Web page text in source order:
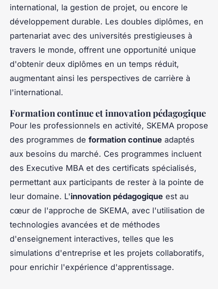
international, la gestion de projet, ou encore le
développement durable. Les doubles diplômes, en
partenariat avec des universités prestigieuses à
travers le monde, offrent une opportunité unique
d'obtenir deux diplômes en un temps réduit,
augmentant ainsi les perspectives de carrière à
l'international.
Formation continue et innovation pédagogique
Pour les professionnels en activité, SKEMA propose
des programmes de formation continue adaptés
aux besoins du marché. Ces programmes incluent
des Executive MBA et des certificats spécialisés,
permettant aux participants de rester à la pointe de
leur domaine. L'innovation pédagogique est au
cœur de l'approche de SKEMA, avec l'utilisation de
technologies avancées et de méthodes
d'enseignement interactives, telles que les
simulations d'entreprise et les projets collaboratifs,
pour enrichir l'expérience d'apprentissage.